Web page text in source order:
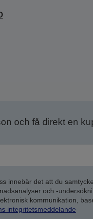
och få direkt en
innebär det att du
och -
kommunikation,
integritetsmeddelande